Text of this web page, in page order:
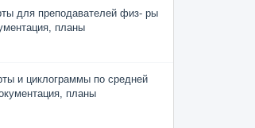
для преподавателей физ- ры
планы
и циклограммы по средней
планы